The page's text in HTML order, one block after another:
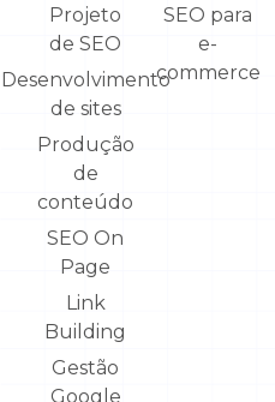
Projeto
de SEO
Desenvolvimento
de sites
Produção
de
conteúdo
SEO On
Page
Link
Building
Gestão
Google
SEO para
e-
commerce